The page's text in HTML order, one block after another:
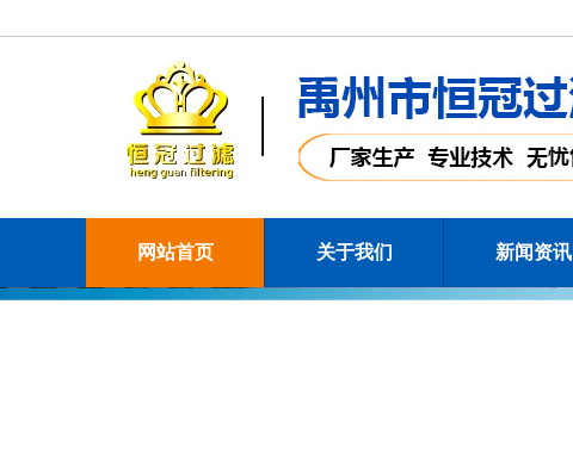
网站首页 关于我们 新闻资讯